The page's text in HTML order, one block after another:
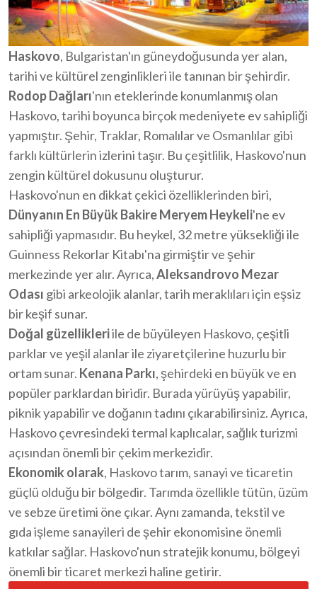
Haskovo, Bulgaristan'ın güneydoğusunda yer alan,
tarihi ve kültürel zenginlikleri ile tanınan bir şehirdir.
Rodop Dağları'nın eteklerinde konumlanmış olan
Haskovo, tarihi boyunca birçok medeniyete ev sahipliği
yapmıştır. Şehir, Traklar, Romalılar ve Osmanlılar gibi
farklı kültürlerin izlerini taşır. Bu çeşitlilik, Haskovo'nun
zengin kültürel dokusunu oluşturur.
Haskovo'nun en dikkat çekici özelliklerinden biri,
Dünyanın En Büyük Bakire Meryem Heykeli'ne ev
sahipliği yapmasıdır. Bu heykel, 32 metre yüksekliği ile
Guinness Rekorlar Kitabı'na girmiştir ve şehir
merkezinde yer alır. Ayrıca,Aleksandrovo Mezar
Odası gibi arkeolojik alanlar, tarih meraklıları için eşsiz
bir keşif sunar.
Doğal güzellikleriile de büyüleyen Haskovo, çeşitli
parklar ve yeşil alanlar ile ziyaretçilerine huzurlu bir
ortam sunar. Kenana Parkı, şehirdeki en büyük ve en
popüler parklardan biridir. Burada yürüyüş yapabilir,
piknik yapabilir ve doğanın tadını çıkarabilirsiniz. Ayrıca,
Haskovo çevresindeki termal kaplıcalar, sağlık turizmi
açısından önemli bir çekim merkezidir.
Ekonomik olarak, Haskovo tarım, sanayi ve ticaretin
güçlü olduğu bir bölgedir. Tarımda özellikle tütün, üzüm
ve sebze üretimi öne çıkar. Aynı zamanda, tekstil ve
gıda işleme sanayileri de şehir ekonomisine önemli
katkılar sağlar. Haskovo'nun stratejik konumu, bölgeyi
önemli bir ticaret merkezi haline getirir.